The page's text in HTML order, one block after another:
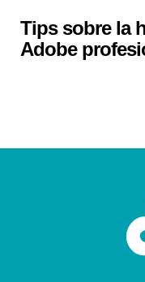
Tips sobre la
Adobe